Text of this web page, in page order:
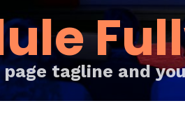
Nos engagements
Galeries photos
tagline and